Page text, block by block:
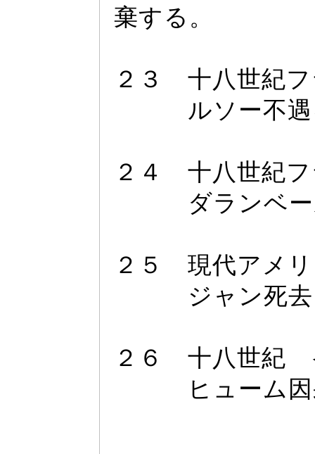
棄する。
２３ 十八世紀
ルソー不
２４ 十八世紀
ダランベー
２５ 現代アメ
ジ ャ ン死
２６ 十八世紀
ヒ ュ ーム